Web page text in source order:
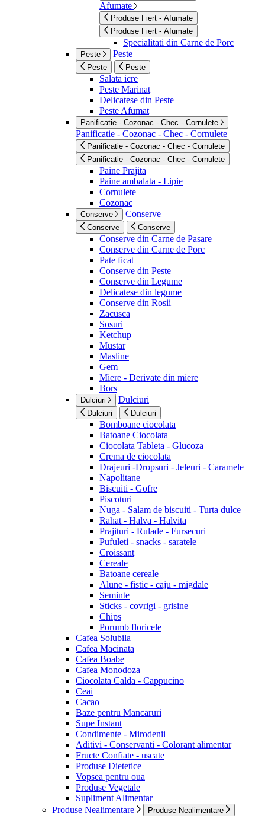
Afumate
Produse Fiert - Afumate
Produse Fiert - Afumate
Specialitati din Carne de Porc
Peste Peste
Peste Peste
Salata icre
Peste Marinat
Delicatese din Peste
Peste Afumat
Panificatie - Cozonac - Chec - Cornulete
Panificatie - Cozonac - Chec - Cornulete
Panificatie - Cozonac - Chec - Cornulete
Panificatie - Cozonac - Chec - Cornulete
Paine Prajita
Paine ambalata - Lipie
Cornulete
Cozonac
Conserve Conserve
Conserve Conserve
Conserve din Carne de Pasare
Conserve din Carne de Porc
Pate ficat
Conserve din Peste
Conserve din Legume
Delicatese din legume
Conserve din Rosii
Zacusca
Sosuri
Ketchup
Mustar
Masline
Gem
Miere - Derivate din miere
Bors
Dulciuri Dulciuri
Dulciuri Dulciuri
Bomboane ciocolata
Batoane Ciocolata
Ciocolata Tableta - Glucoza
Crema de ciocolata
Drajeuri -Dropsuri - Jeleuri - Caramele
Napolitane
Biscuiti - Gofre
Piscoturi
Nuga - Salam de biscuiti - Turta dulce
Rahat - Halva - Halvita
Prajituri - Rulade - Fursecuri
Pufuleti - snacks - saratele
Croissant
Cereale
Batoane cereale
Alune - fistic - caju - migdale
Seminte
Sticks - covrigi - grisine
Chips
Porumb floricele
Cafea Solubila
Cafea Macinata
Cafea Boabe
Cafea Monodoza
Ciocolata Calda - Cappucino
Ceai
Cacao
Baze pentru Mancaruri
Supe Instant
Condimente - Mirodenii
Aditivi - Conservanti - Colorant alimentar
Fructe Confiate - uscate
Produse Dietetice
Vopsea pentru oua
Produse Vegetale
Supliment Alimentar
Produse Nealimentare
Produse Nealimentare